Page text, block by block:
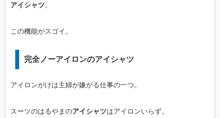
アイシャツ。
この機能がスゴイ。
完全ノーアイロンのアイシャツ
アイロンがけは主婦が嫌がる仕事の一つ。
スーツのはるやまのアイシャツはアイロンいらず。